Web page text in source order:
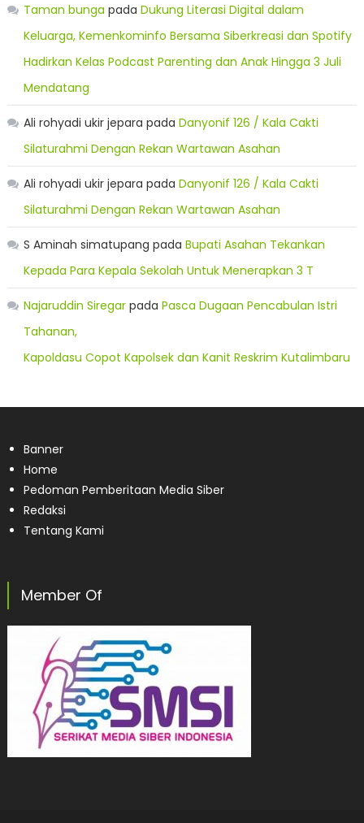
Taman bunga pada Dukung Literasi Digital dalam
Keluarga, Kemenkominfo Bersama Siberkreasi dan Spotify
Hadirkan Kelas Podcast Parenting dan Anak Hingga 3 Juli
Mendatang
Ali rohyadi ukir jepara pada Danyonif 126 / Kala Cakti
Silaturahmi Dengan Rekan Wartawan Asahan
Ali rohyadi ukir jepara pada Danyonif 126 / Kala Cakti
Silaturahmi Dengan Rekan Wartawan Asahan
S Aminah simatupang pada Bupati Asahan Tekankan
Kepada Para Kepala Sekolah Untuk Menerapkan 3 T
Najaruddin Siregarpada Pasca Dugaan Pencabulan Istri
Tahanan,
Kapoldasu Copot Kapolsek dan Kanit Reskrim Kutalimbaru
Banner
Home
Pedoman Pemberitaan Media Siber
Redaksi
Tentang Kami
Member Of